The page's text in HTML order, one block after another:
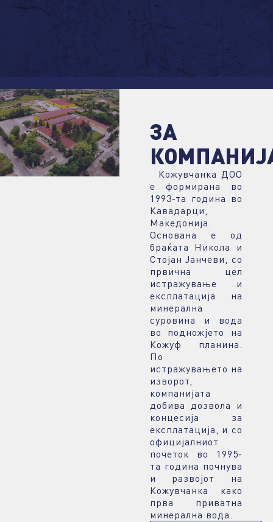
ЗА
Кожувчанка ДОО
е формирана во
1993-та година во
Кавадарци,
Македонија.
Основана е од
браќата Никола и
Стојан Јанчеви, со
првична цел
истражување и
експлатација на
минерална
суровина и вода
во подножјето на
Кожуф планина.
По
истражувањето на
изворот,
компанијата
добива дозвола и
концесија за
експлатација, и со
официјалниот
почеток во 1995-
та година почнува
и развојот нa
Кожувчанка како
прва приватна
минерална вода.